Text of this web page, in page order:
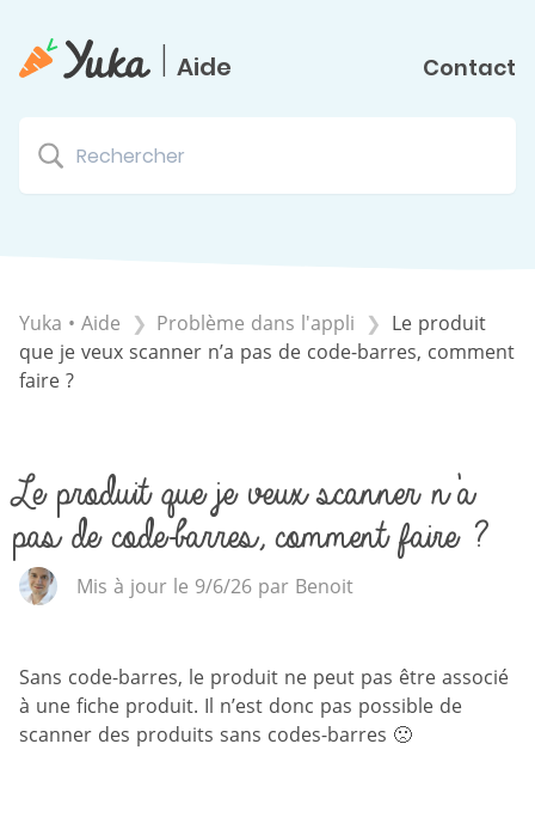
| Aide Contact
Yuka • Aide ​Problème dans l'appli
Le produit
que je veux scanner n’a pas de code-barres, comment
faire ?
Le produit que je veux scanner n’a
pas de code-barres, comment faire ?
Mis à jour le 9/6/26 par Benoit
Sans code-barres, le produit ne peut pas être associé
à une fiche produit. Il n’est donc pas possible de
scanner des produits sans codes-barres 🙁